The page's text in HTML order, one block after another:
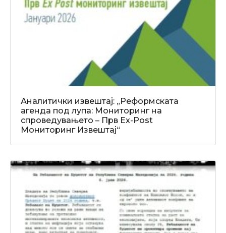
Аналитички извештај: „Реформската
агенда под лупа: Мониторинг на
спроведувањето – Прв Ex-Post
Мониторинг Извештај“